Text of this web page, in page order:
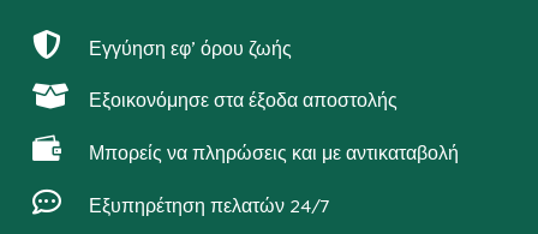
 Εγγύηση εφ’ όρου ζωής
 Εξοικονόμησε στα έξοδα αποστολής
 Μπορείς να πληρώσεις και με αντικαταβολή
 Εξυπηρέτηση πελατών 24/7